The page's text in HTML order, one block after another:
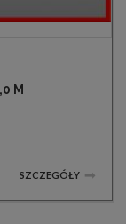
M
SZCZEGÓŁY